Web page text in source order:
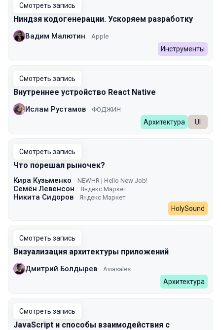
Смотреть запись
Ниндзя кодогенерации. Ускоряем разработку
Вадим Малютин Apple
Инструменты
Смотреть запись
Внутреннее устройство React Native
Ислам Рустамов ФОДЖИН
Архитектура UI
Смотреть запись
Что порешал рыночек?
Кира Кузьменко NEWHR | Hello New Job!
Семён Левенсон Яндекс Маркет
Никита Сидоров Яндекс Маркет
HolySound
Смотреть запись
Визуализация архитектуры приложений
Дмитрий Болдырев Aviasales
Архитектура
Смотреть запись
JavaScript и способы взаимодействия с